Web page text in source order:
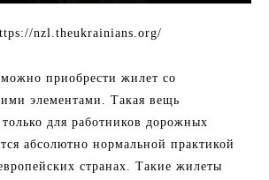
nzl.theukrainians.org/
приобрести жилет со
элементами. Такая вещь
для работников дорожных
абсолютно нормальной практикой
странах. Такие жилеты